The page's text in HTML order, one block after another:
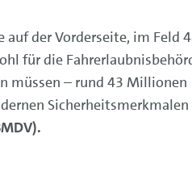
der Vorderseite, im Feld
für die
müssen – rund 43 Millionen